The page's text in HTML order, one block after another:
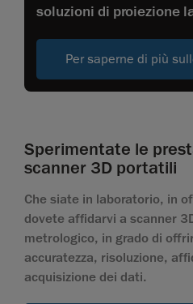
soluzioni di proiezione
Per saperne di più
Sperimentate le
scanner 3D portatili
Che siate in laboratorio, in
dovete affidarvi a scanner
metrologico, in grado di
accuratezza, risoluzione,
acquisizione dei dati.